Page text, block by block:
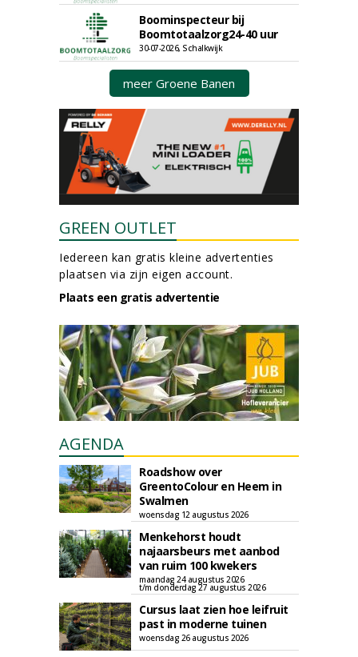
Boominspecteur bij
Boomtotaalzorg24-40 uur
30-07-2026, Schalkwijk
meer Groene Banen
GREEN OUTLET
Iedereen kan gratis kleine advertenties
plaatsen via zijn eigen account.
Plaats een gratis advertentie
AGENDA
Roadshow over
GreentoColour en Heem in
Swalmen
woensdag 12 augustus 2026
Menkehorst houdt
najaarsbeurs met aanbod
van ruim 100 kwekers
maandag 24 augustus 2026
t/m donderdag 27 augustus 2026
Cursus laat zien hoe leifruit
past in moderne tuinen
woensdag 26 augustus 2026